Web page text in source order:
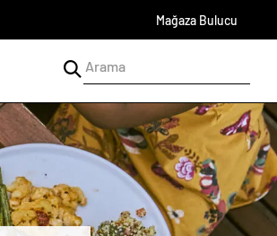
Mağaza Bulucu